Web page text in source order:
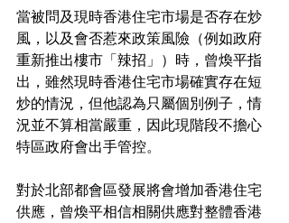
當被問及現時香港住宅市場是否存在炒
風，以及會否惹來政策風險（例如政府
重新推出樓市「辣招」）時，曾煥平指
出，雖然現時香港住宅市場確實存在短
炒的情況，但他認為只屬個別例子，情
況並不算相當嚴重，因此現階段不擔心
特區政府會出手管控。
對於北部都會區發展將會增加香港住宅
供應，曾煥平相信相關供應對整體香港